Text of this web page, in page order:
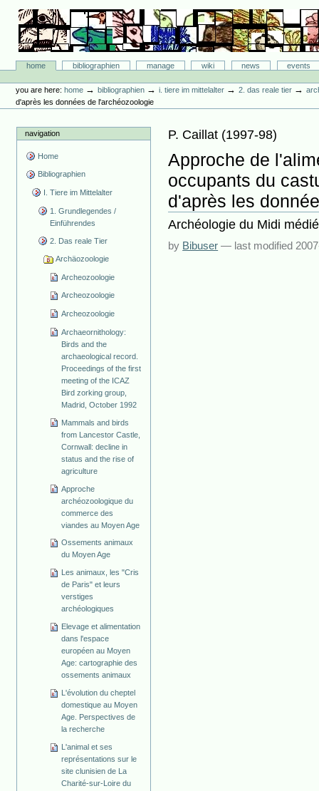
content.
navigation
Bibliographie-Portal
Sectionshome bibliographien manage wiki news
events
tools
you are here: home →bibliographien →i. tiere im mittelalter →2. das reale tier →
d'après les données de l'archéozoologie
navigation
Home
Bibliographien
I. Tiere im Mittelalter
1. Grundlegendes /
Einführendes
2. Das reale Tier
Archäozoologie
Archeozoologie
Archeozoologie
Archeozoologie
Archaeornithology:
Birds and the
archaeological record.
Proceedings of the first
meeting of the ICAZ
Bird zorking group,
Madrid, October 1992
Mammals and birds
from Lancestor Castle,
Cornwall: decline in
status and the rise of
agriculture
Approche
archéozoologique du
commerce des
viandes au Moyen Age
Ossements animaux
du Moyen Age
Les animaux, les "Cris
de Paris" et leurs
verstiges
archéologiques
Elevage et alimentation
dans l'espace
européen au Moyen
Age: cartographie des
ossements animaux
L'évolution du cheptel
domestique au Moyen
Age. Perspectives de
la recherche
L'animal et ses
représentations sur le
site clunisien de La
Charité-sur-Loire du
P. Caillat (1997-98)
Approche de
occupants du
d'après les
Archéologie du Midi
by Bibuser — last modified